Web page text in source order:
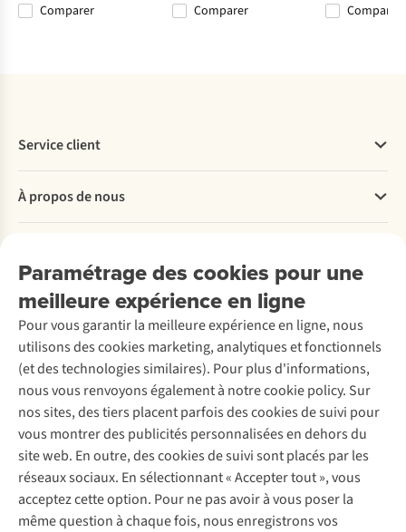
Comparer
Comparer
Comparer
Paramétrage des cookies pour une
meilleure expérience en ligne
Pour vous garantir la meilleure expérience en ligne, nous
utilisons des cookies marketing, analytiques et fonctionnels
(et des technologies similaires). Pour plus d'informations,
nous vous renvoyons également à notre cookie policy. Sur
nos sites, des tiers placent parfois des cookies de suivi pour
vous montrer des publicités personnalisées en dehors du
site web. En outre, des cookies de suivi sont placés par les
réseaux sociaux. En sélectionnant « Accepter tout », vous
acceptez cette option. Pour ne pas avoir à vous poser la
même question à chaque fois, nous enregistrons vos
Service client
Commander
Payer
Retourner
Rétractation d'une commande
Entretien & réparations
Garantie
Contactez-nous
À propos de nous
Entreprise responsable
À propos d’Ayacucho
Nos magasins
À propos d’A.S.Adventure
Déclaration d'accessibilité
Location / Location sports d’hiver
Seconde-main
Entretien de ski
Service de lavage
Entretien de chaussures
Réparation de chaussures
Réparation de vêtements
Retouches
Pour les entreprises
Découvrez
A.S.Magazine
Explore Camp
Expertise & conseils
Abonnez-vous à la newsletter
Suivez-nous